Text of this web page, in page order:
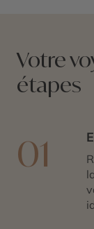
Votre
étapes
01